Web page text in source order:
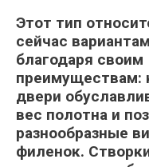
Этот тип
сейчас
благодаря своим
преимуществам:
двери
вес полотна и
разнообразные
филенок.